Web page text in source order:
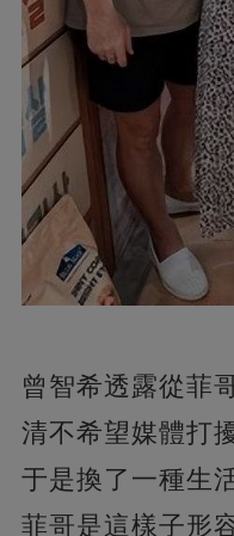
曾智希透露從菲
清不希望媒體打
于是換了一種生活
菲哥是這樣子形